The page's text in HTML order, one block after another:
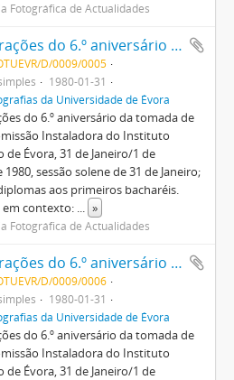
Fotográfica de Actualidades
Comemorações do 6.º aniversário da Universidade restaurada
D/0009/0005
1980-01-31
da Universidade de Évora
do 6.º aniversário da tomada de
Instaladora do Instituto
de Évora, 31 de Janeiro/1 de
1980, sessão solene de 31 de Janeiro;
aos primeiros bacharéis.
em contexto: ... »
Fotográfica de Actualidades
Comemorações do 6.º aniversário da Universidade restaurada
D/0009/0006
1980-01-31
da Universidade de Évora
do 6.º aniversário da tomada de
Instaladora do Instituto
de Évora, 31 de Janeiro/1 de